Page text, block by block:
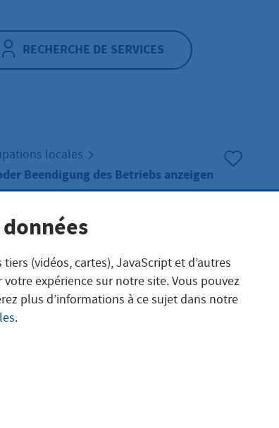
RECHERCHE DE SERVICES
locales
Beendigung des Betriebs anzeigen
Aufnahme
des
(vidéos, cartes), JavaScript et d’autres
expérience sur notre site. Vous pouvez
plus d’informations à ce sujet dans notre
.